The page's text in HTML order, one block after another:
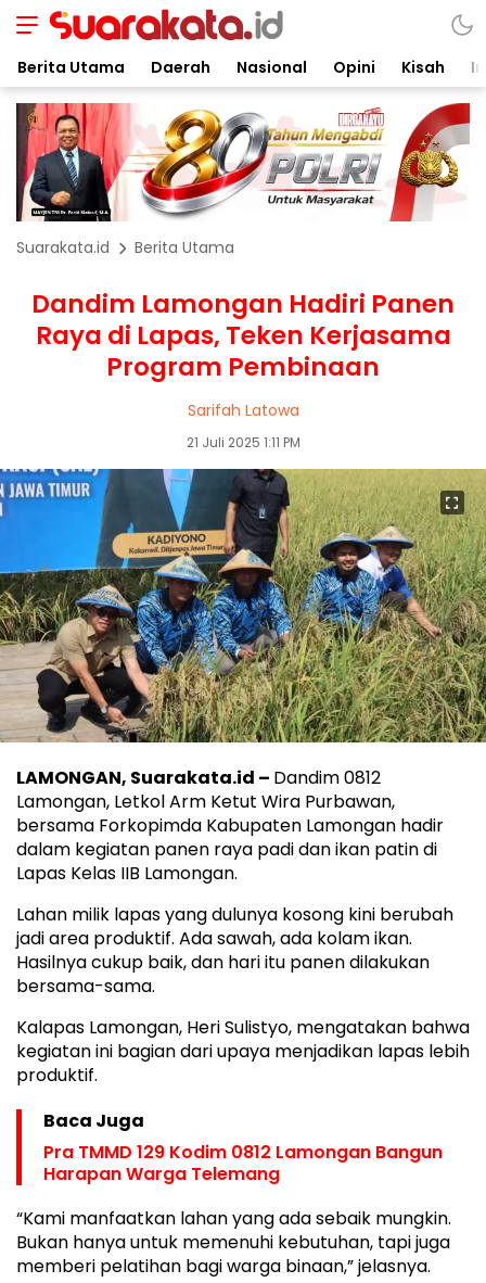
Berita Utama Daerah Nasional Opini Kisah
Suarakata.id Berita Utama
Dandim Lamongan Hadiri Panen
Raya di Lapas, Teken Kerjasama
Program Pembinaan
Sarifah Latowa
21 Juli 2025 1:11 PM
LAMONGAN, Suarakata.id – Dandim 0812
Lamongan, Letkol Arm Ketut Wira Purbawan,
bersama Forkopimda Kabupaten Lamongan hadir
dalam kegiatan panen raya padi dan ikan patin di
Lapas Kelas IIB Lamongan.
Lahan milik lapas yang dulunya kosong kini berubah
jadi area produktif. Ada sawah, ada kolam ikan.
Hasilnya cukup baik, dan hari itu panen dilakukan
bersama-sama.
Kalapas Lamongan, Heri Sulistyo, mengatakan bahwa
kegiatan ini bagian dari upaya menjadikan lapas lebih
produktif.
Baca Juga
Pra TMMD 129 Kodim 0812 Lamongan Bangun
Harapan Warga Telemang
“Kami manfaatkan lahan yang ada sebaik mungkin.
Bukan hanya untuk memenuhi kebutuhan, tapi juga
memberi pelatihan bagi warga binaan,” jelasnya.